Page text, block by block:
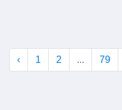
‹ 1 2 ... 79